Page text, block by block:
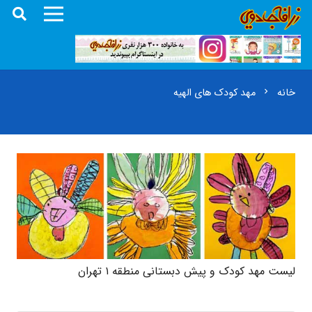
خانه chevron_right مهد کودک های الهیه
لیست مهد کودک و پیش دبستانی منطقه ۱ تهران